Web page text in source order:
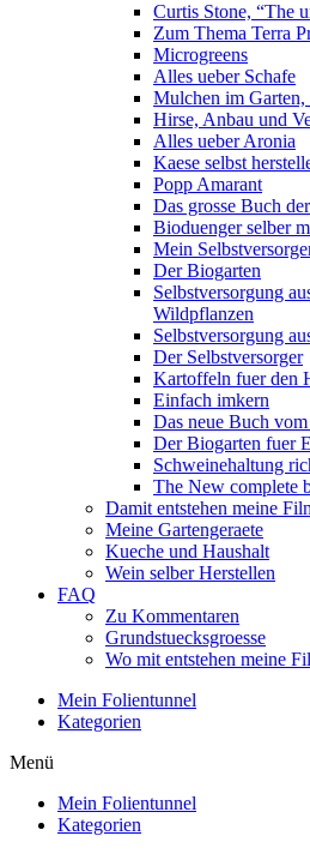
Curtis Stone, “The
Zum Thema Terra
Microgreens
Alles ueber Schafe
Mulchen im Garten,
Hirse, Anbau und
Alles ueber Aronia
Kaese selbst
Popp Amarant
Das grosse Buch
Bioduenger selber
Mein
Der Biogarten
Selbstversorgung
Wildpflanzen
Selbstversorgung
Der Selbstversorger
Kartoffeln fuer den
Einfach imkern
Das neue Buch
Der Biogarten fuer
Schweinehaltung
The New complete
Damit entstehen meine
Meine Gartengeraete
Kueche und Haushalt
Wein selber Herstellen
FAQ
Zu Kommentaren
Grundstuecksgroesse
Wo mit entstehen meine
Mein Folientunnel
Kategorien
Menü
Mein Folientunnel
Kategorien